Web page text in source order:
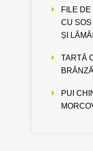
FILE
CU SOS
ȘI
TARTĂ
PUI